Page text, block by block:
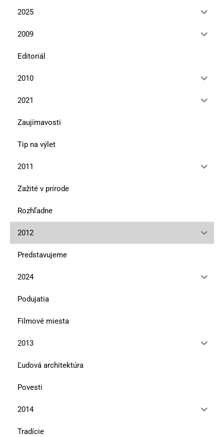
2025
2009
Editoriál
2010
2021
Zaujímavosti
Tip na výlet
2011
Zažité v prírode
Rozhľadne
2012
Predstavujeme
2024
Podujatia
Filmové miesta
2013
Ľudová architektúra
Povesti
2014
Tradície